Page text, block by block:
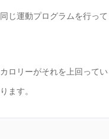
じ運動プログラムを行って
カロリーがそれを上回って
ます。